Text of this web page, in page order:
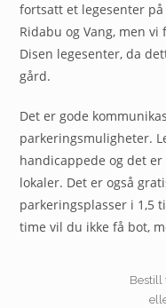
fortsatt et legesenter
Ridabu og Vang, men
Disen legesenter, da
gård.
Det er gode
parkeringsmuligheter.
handicappede og det
lokaler. Det er også
parkeringsplasser i 1,5
time vil du ikke få bot,
Bestill